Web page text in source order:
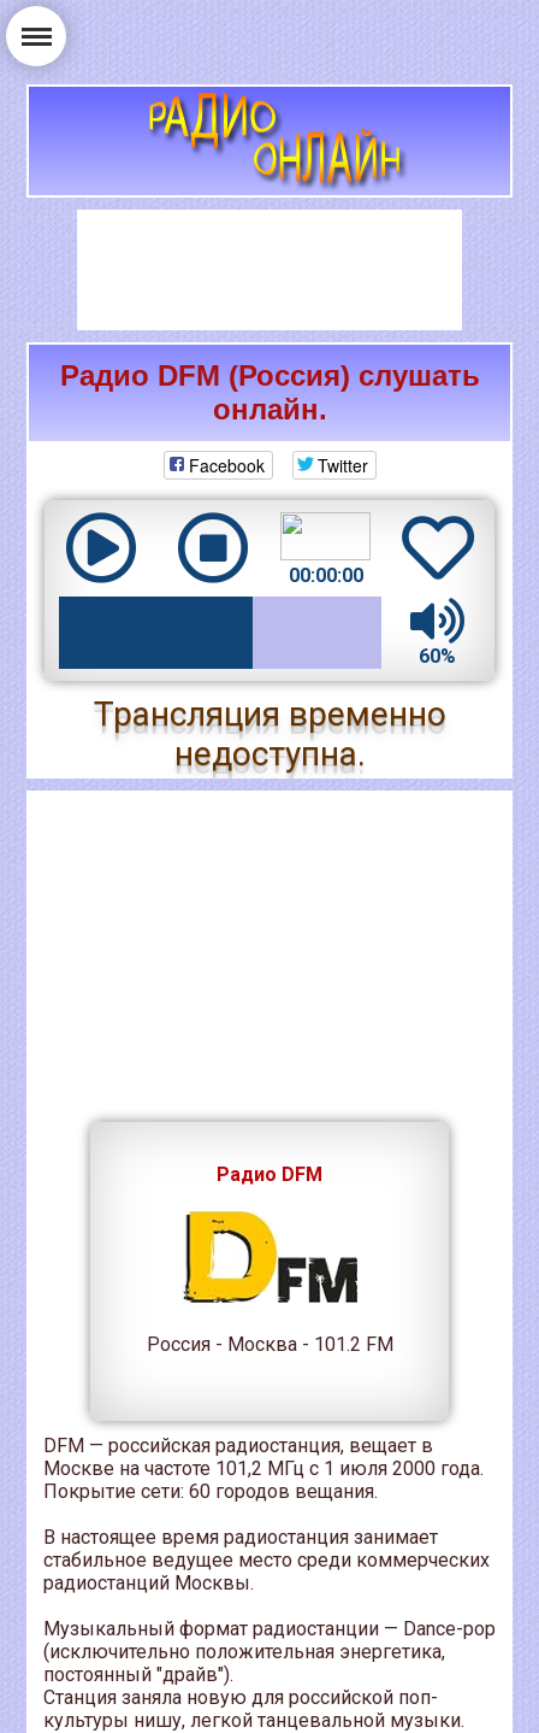
РАДИО ОНЛАЙН
Радио DFM (Россия) слушать
онлайн.
Facebook Twitter
00:00:00
60%
Трансляция временно
недоступна.
Радио DFM
Россия - Москва - 101.2 FM
DFM — российская радиостанция, вещает в
Москве на частоте 101,2 МГц с 1 июля 2000 года.
Покрытие сети: 60 городов вещания.
В настоящее время радиостанция занимает
стабильное ведущее место среди коммерческих
радиостанций Москвы.
Музыкальный формат радиостанции — Dance-pop
(исключительно положительная энергетика,
постоянный "драйв").
Станция заняла новую для российской поп-
культуры нишу, легкой танцевальной музыки.